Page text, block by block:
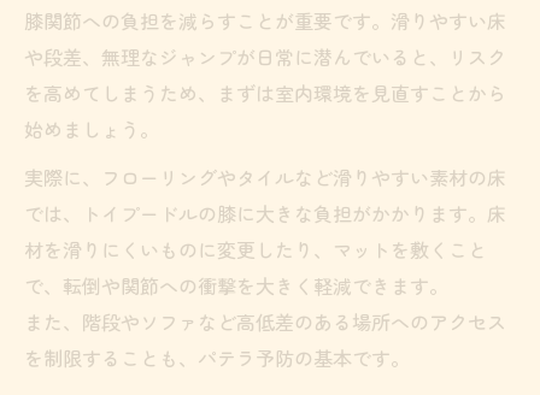
膝関節への負担を減らすことが重要です。滑りやすい床
や段差、無理なジャンプが日常に潜んでいると、リスク
を高めてしまうため、まずは室内環境を見直すことから
始めましょう。
実際に、フローリングやタイルなど滑りやすい素材の床
では、トイプードルの膝に大きな負担がかかります。床
材を滑りにくいものに変更したり、マットを敷くこと
で、転倒や関節への衝撃を大きく軽減できます。
また、階段やソファなど高低差のある場所へのアクセス
を制限することも、パテラ予防の基本です。